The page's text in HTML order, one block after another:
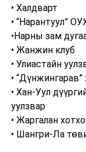
• Халдварт
• “Нарантуул”
•Нарны зам
• Жанжин клуб
• Улиастайн
•
• Хан-Уул
уулзвар
• Жаргалан
• Шангри-Ла